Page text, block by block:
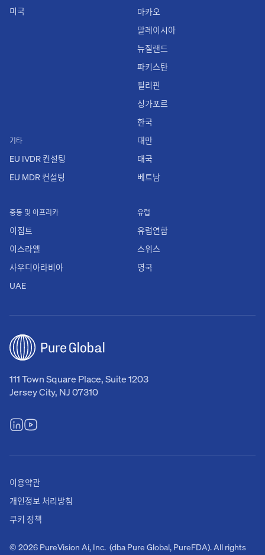
111 Town Square Place, Suite 1203
Jersey City, NJ 07310
미국
기타
EU IVDR 컨설팅
EU MDR 컨설팅
유럽
유럽연합
스위스
영국
중동 및 아프리카
이집트
이스라엘
사우디아라비아
UAE
마카오
말레이시아
뉴질랜드
파키스탄
필리핀
싱가포르
한국
대만
태국
베트남
© 2026 PureVision Ai, Inc. (dba Pure Global, PureFDA). All rights
이용약관
개인정보 처리방침
쿠키 정책